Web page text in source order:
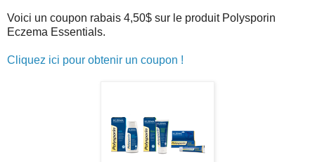
Voici un coupon rabais 4,50$ sur le produit Polysporin
Eczema Essentials.
Cliquez ici pour obtenir un coupon !